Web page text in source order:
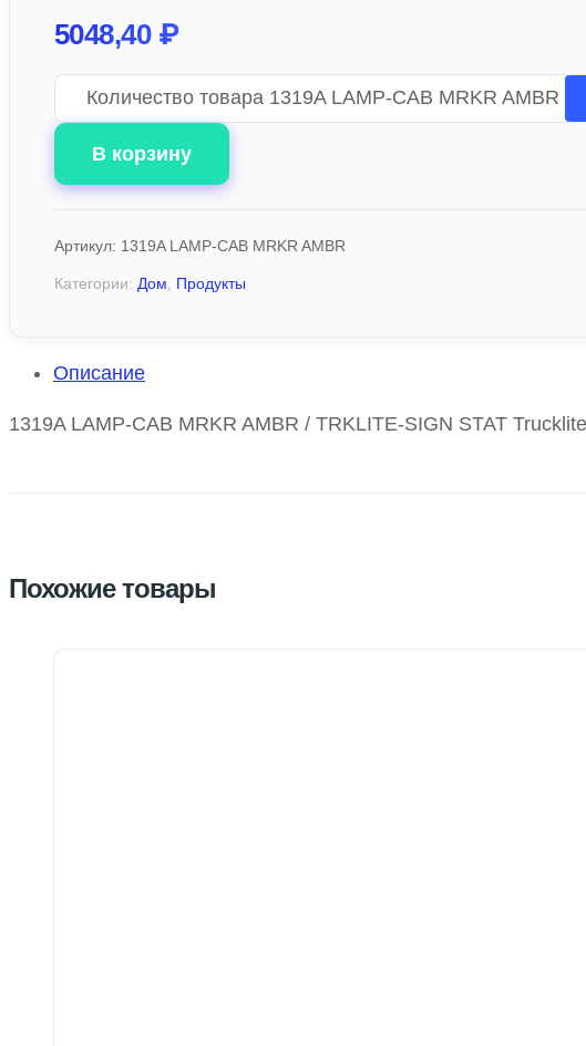
5048,40 ₽
Количество товара 1319A LAMP-CAB MRKR AMBR
В корзину
Артикул: 1319A LAMP-CAB MRKR AMBR
Категории: Дом, Продукты
Описание
1319A LAMP-CAB MRKR AMBR / TRKLITE-SIGN STAT Trucklite
Похожие товары